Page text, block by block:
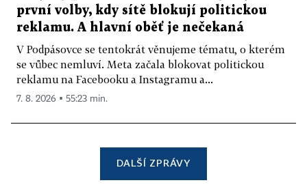
první volby, kdy sítě blokují politickou
reklamu. A hlavní oběť je nečekaná
V Podpásovce se tentokrát věnujeme tématu, o kterém
se vůbec nemluví. Meta začala blokovat politickou
reklamu na Facebooku a Instagramu a...
7. 8. 2026 ▪ 55:23 min.
DALŠÍ ZPRÁVY